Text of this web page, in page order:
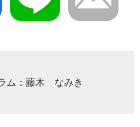
ム：藤木 なみき